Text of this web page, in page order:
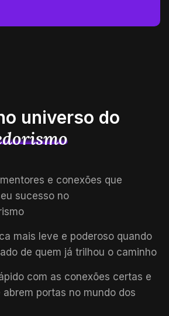
universo do
e conexões que
sucesso no
mais leve e poderoso quando
de quem já trilhou o caminho
com as conexões certas e
abrem portas no mundo dos